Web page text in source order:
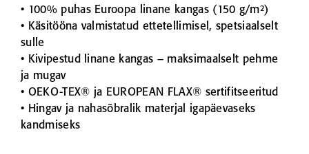
• 100% puhas Euroopa linane kangas (150 g/m²)
• Käsitööna valmistatud ettetellimisel, spetsiaalselt
sulle
• Kivipestud linane kangas – maksimaalselt pehme
ja mugav
• OEKO-TEX® ja EUROPEAN FLAX® sertifitseeritud
• Hingav ja nahasõbralik materjal igapäevaseks
kandmiseks